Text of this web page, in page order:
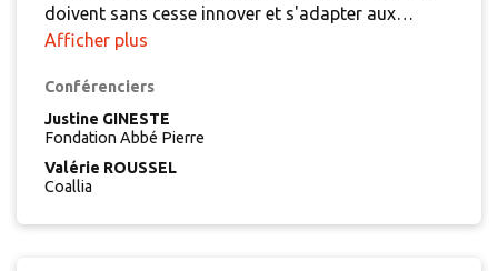
doivent sans cesse innover et s'adapter aux
résidents, à leurs besoins, à l'environnement et au
de ces spécificités, quel socle commun peut être
défini? Nos réflexions seront alimentées par
l'intervention de gestionnaires et par le guide de la
Fondation pour le logement des défavorisés,
Afficher plus
Conférenciers
Justine GINESTE
Fondation Abbé Pierre
Valérie ROUSSEL
Coallia